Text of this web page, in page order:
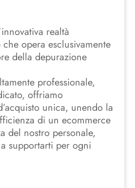
realtà
opera esclusivamente
della depurazione
professionale,
offriamo
unica, unendo la
di un ecommerce
del nostro personale,
supportarti per ogni